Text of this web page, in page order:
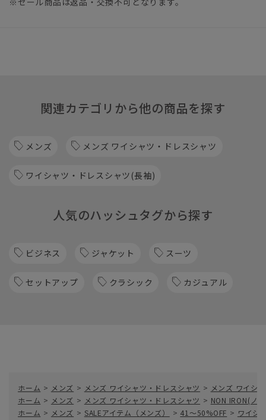
関連カテゴリから他の商品を探す
メンズ メンズ ワイシャツ・ドレスシャツ
ワイシャツ・ドレスシャツ(長袖)
人気のハッシュタグから探す
ビジネス ジャケット スーツ
セットアップ クラシック カジュアル
ホーム > メンズ > メンズ ワイシャツ・ドレスシャツ > メンズ ワイシ
ホーム > メンズ > メンズ ワイシャツ・ドレスシャツ > NON IRON(ノ
ホーム > メンズ > SALEアイテム（メンズ） > 41～50%OFF > ワイシ